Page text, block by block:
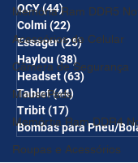
Memória Ram DDR5
Acessórios de Celular
Câmera de Segurança
MousePads
Memórtia Ram DDR4
Roupas e Acessórios
QCY(44)44 posts
Colmi (22)
Essager(25)25 posts
Haylou(38)
Headset(63) 63 posts
Tablet(44)
Tribit(17)
Bombas para Pneu/